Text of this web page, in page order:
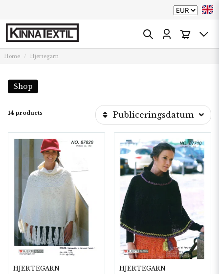
Home Hjertegarn
Shop
14 products Publiceringsdatum
HJERTEGARN
HJERTEGARN